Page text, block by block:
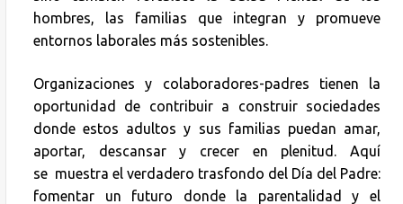
hombres, las familias que integran y promueve
entornos laborales más sostenibles.
Organizaciones y colaboradores-padres tienen la
oportunidad de contribuir a construir sociedades
donde estos adultos y sus familias puedan amar,
aportar, descansar y crecer en plenitud. Aquí
se muestra el verdadero trasfondo del Día del Padre:
fomentar un futuro donde la parentalidad y el